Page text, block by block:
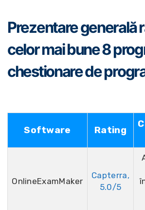
Prezentare generală
celor mai bune 8
chestionare de
Software Rating
OnlineExamMaker
Capterra,
5.0/5